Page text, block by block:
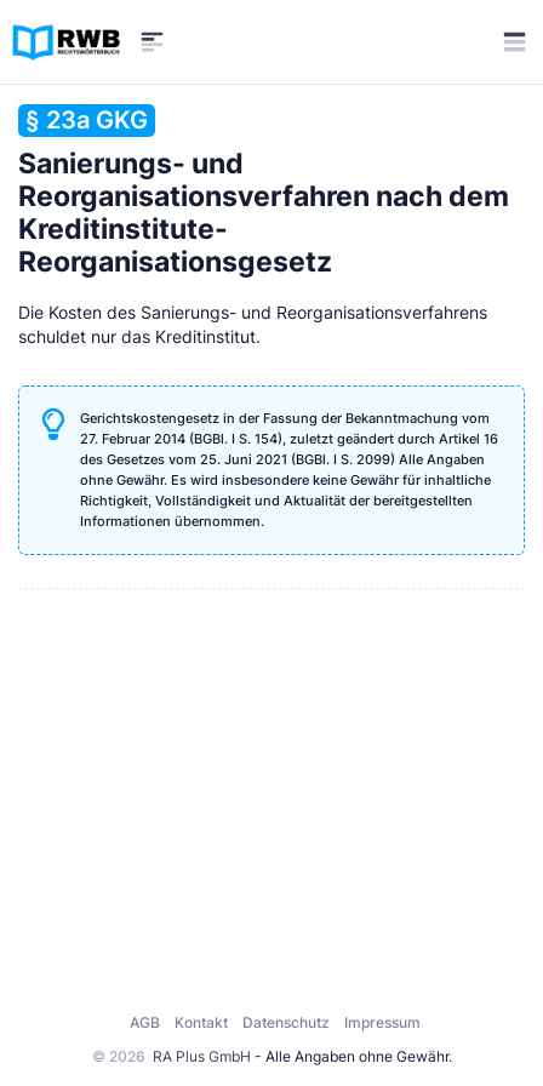
§ 23a GKG
Sanierungs- und
Reorganisationsverfahren nach dem
Kreditinstitute-
Reorganisationsgesetz
Die Kosten des Sanierungs- und Reorganisationsverfahrens
schuldet nur das Kreditinstitut.
Gerichtskostengesetz in der Fassung der Bekanntmachung vom
27. Februar 2014 (BGBl. I S. 154), zuletzt geändert durch Artikel 16
des Gesetzes vom 25. Juni 2021 (BGBl. I S. 2099) Alle Angaben
ohne Gewähr. Es wird insbesondere keine Gewähr für inhaltliche
Richtigkeit, Vollständigkeit und Aktualität der bereitgestellten
Informationen übernommen.
© 2026 RA Plus GmbH - Alle Angaben ohne Gewähr.
AGB Kontakt Datenschutz Impressum